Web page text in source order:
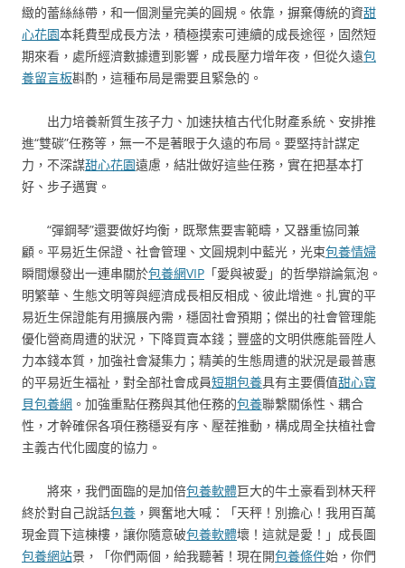
緻的蕾絲絲帶，和一個測量完美的圓規。依靠，摒棄傳統的資甜
心花園本耗費型成長方法，積極摸索可連續的成長途徑，固然短
期來看，處所經濟數據遭到影響，成長壓力增年夜，但從久遠包
養留言板斟酌，這種布局是需要且緊急的。
出力培養新質生孩子力、加速扶植古代化財產系統、安排推
進“雙碳”任務等，無一不是著眼于久遠的布局。要堅持計謀定
力，不深謀甜心花園遠慮，結壯做好這些任務，實在把基本打
好、步子邁實。
“彈鋼琴”還要做好均衡，既聚焦要害範疇，又器重協同兼
顧。平易近生保證、社會管理、文圓規刺中藍光，光束包養情婦
瞬間爆發出一連串關於包養網VIP 「愛與被愛」的哲學辯論氣泡。
明繁華、生態文明等與經濟成長相反相成、彼此增進。扎實的平
易近生保證能有用擴展內需，穩固社會預期；傑出的社會管理能
優化營商周遭的狀況，下降買賣本錢；豐盛的文明供應能晉陞人
力本錢本質，加強社會凝集力；精美的生態周遭的狀況是最普惠
的平易近生福祉，對全部社會成員短期包養具有主要價值甜心寶
貝包養網 。加強重點任務與其他任務的包養聯繫關係性、耦合
性，才幹確保各項任務穩妥有序、壓茬推動，構成周全扶植社會
主義古代化國度的協力。
將來，我們面臨的是加倍包養軟體巨大的牛土豪看到林天秤
終於對自己說話包養 ，興奮地大喊：「天秤！別擔心！我用百萬
現金買下這棟樓，讓你隨意破包養軟體壞！這就是愛！」成長圖
包養網站景，「你們兩個，給我聽著！現在開包養條件始，你們